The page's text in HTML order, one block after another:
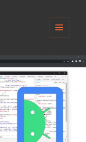
WIDGETS